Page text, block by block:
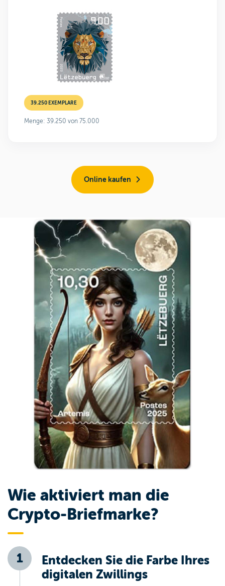
39.250 EXEMPLARE
Menge: 39.250 von 75.000
Online kaufen
Wie aktiviert man die
Crypto-Briefmarke?
Entdecken Sie die Farbe Ihres
digitalen Zwillings